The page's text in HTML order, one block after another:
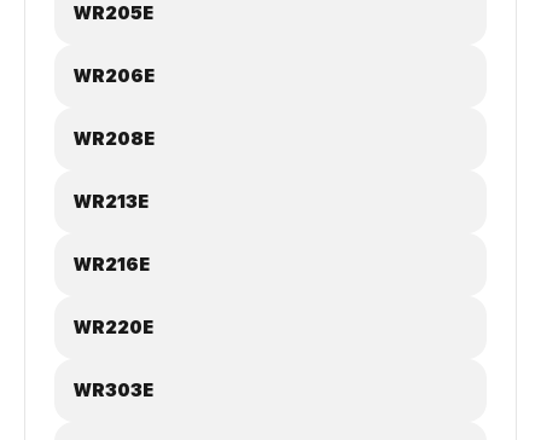
WR205E
WR206E
WR208E
WR213E
WR216E
WR220E
WR303E